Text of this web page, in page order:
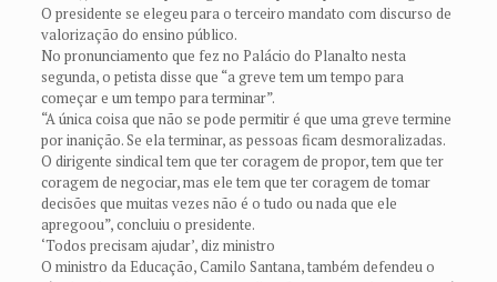
O presidente se elegeu para o terceiro mandato com discurso de
valorização do ensino público.
No pronunciamento que fez no Palácio do Planalto nesta
segunda, o petista disse que “a greve tem um tempo para
começar e um tempo para terminar”.
“A única coisa que não se pode permitir é que uma greve termine
por inanição. Se ela terminar, as pessoas ficam desmoralizadas.
O dirigente sindical tem que ter coragem de propor, tem que ter
coragem de negociar, mas ele tem que ter coragem de tomar
decisões que muitas vezes não é o tudo ou nada que ele
apregoou”, concluiu o presidente.
‘Todos precisam ajudar’, diz ministro
O ministro da Educação, Camilo Santana, também defendeu o